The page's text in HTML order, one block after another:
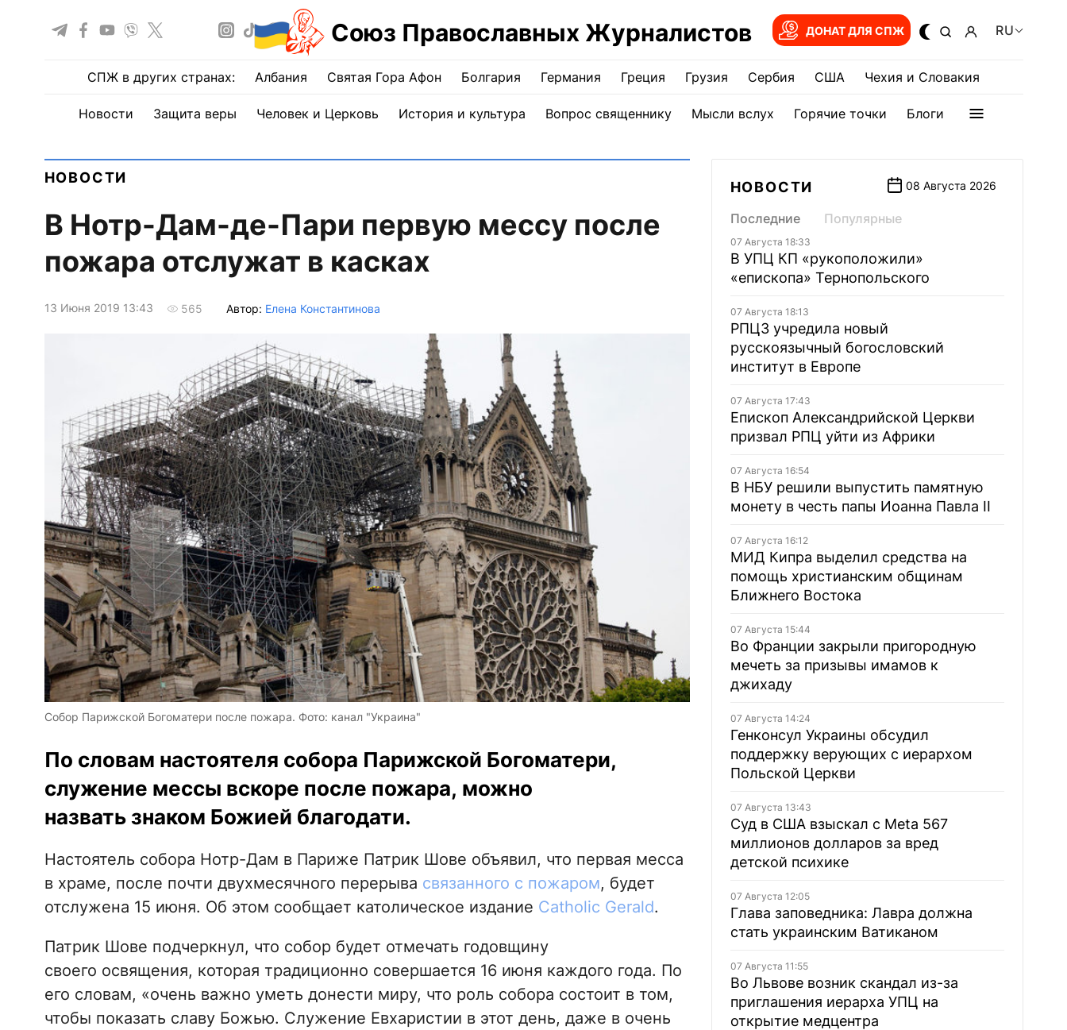
Союз Православных Журналистов ДОНАТ ДЛЯ СПЖ RU
СПЖ в других странах: Албания Святая Гора Афон Болгария Германия Греция Грузия Сербия США Чехия и Словакия
Новости Защита веры Человек и Церковь История и культура Вопрос священнику Мысли вслух Горячие точки Блоги
НОВОСТИ
В Нотр-Дам-де-Пари первую мессу после
пожара отслужат в касках
13 Июня 2019 13:43 565 Автор: Елена Константинова
Собор Парижской Богоматери после пожара. Фото: канал "Украина"
По словам настоятеля собора Парижской Богоматери,
служение мессы вскоре после пожара, можно
назвать знаком Божией благодати.
Настоятель собора Нотр-Дам в Париже Патрик Шове объявил, что первая месса
в храме, после почти двухмесячного перерыва связанного с пожаром, будет
отслужена 15 июня. Об этом сообщает католическое издание Catholic Gerald.
Патрик Шове подчеркнул, что собор будет отмечать годовщину
своего освящения, которая традиционно совершается 16 июня каждого года. По
его словам, «очень важно уметь донести миру, что роль собора состоит в том,
чтобы показать славу Божью. Служение Евхаристии в этот день, даже в очень
НОВОСТИ 08 Августа 2026
Последние Популярные
07 Августа 18:33
В УПЦ КП «рукоположили»
«епископа» Тернопольского
07 Августа 18:13
РПЦЗ учредила новый
русскоязычный богословский
институт в Европе
07 Августа 17:43
Епископ Александрийской Церкви
призвал РПЦ уйти из Африки
07 Августа 16:54
В НБУ решили выпустить памятную
монету в честь папы Иоанна Павла II
07 Августа 16:12
МИД Кипра выделил средства на
помощь христианским общинам
Ближнего Востока
07 Августа 15:44
Во Франции закрыли пригородную
мечеть за призывы имамов к
джихаду
07 Августа 14:24
Генконсул Украины обсудил
поддержку верующих с иерархом
Польской Церкви
07 Августа 13:43
Суд в США взыскал с Meta 567
миллионов долларов за вред
детской психике
07 Августа 12:05
Глава заповедника: Лавра должна
стать украинским Ватиканом
07 Августа 11:55
Во Львове возник скандал из-за
приглашения иерарха УПЦ на
открытие медцентра